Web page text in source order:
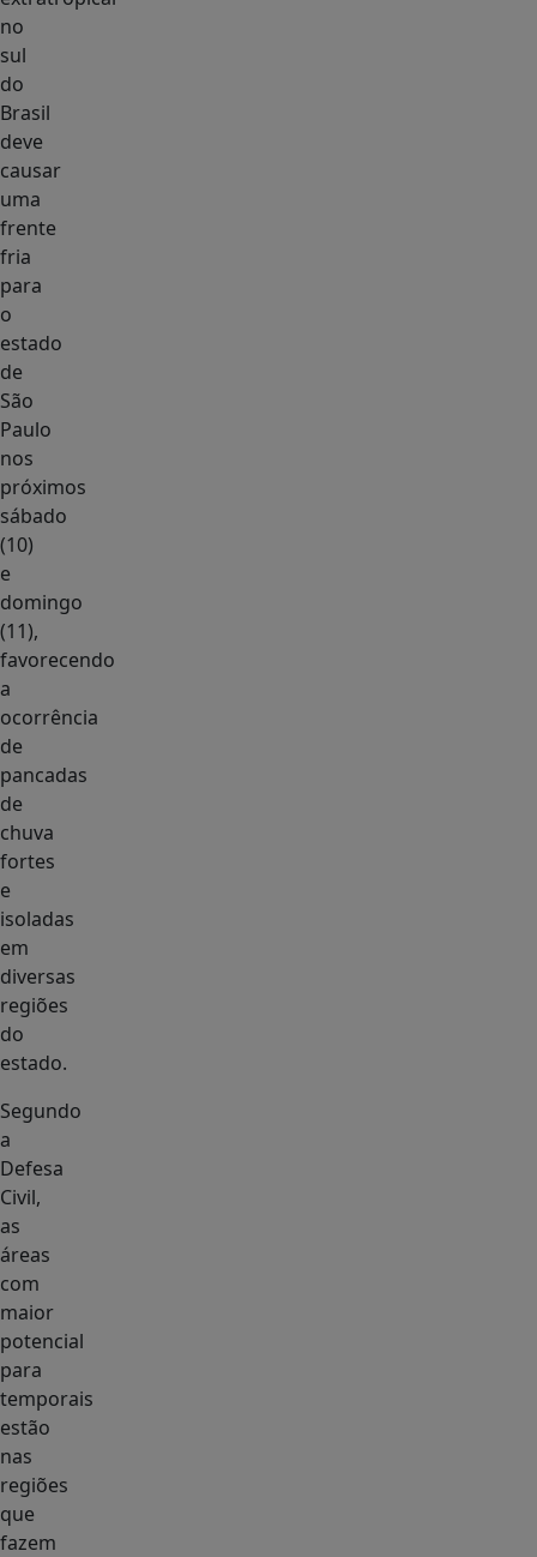
no
sul
do
Brasil
deve
causar
uma
frente
fria
para
o
estado
de
São
Paulo
nos
próximos
sábado
(10)
e
domingo
(11),
favorecendo
a
ocorrência
de
pancadas
de
chuva
fortes
e
isoladas
em
diversas
regiões
do
estado.
Segundo
a
Defesa
Civil,
as
áreas
com
maior
potencial
para
temporais
estão
nas
regiões
que
fazem